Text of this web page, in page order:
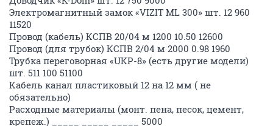
Электромагнитный замок «VIZIT ML 300» шт. 12 960
11520
Провод (кабель) КСПВ 20/04 м 1200 10.50 12600
Провод (для трубок) КСПВ 2/04 м 2000 0.98 1960
Трубка переговорная «UKP-8» (есть другие модели)
шт. 511 100 51100
Кабель канал пластиковый 12 на 12 мм ( не
обязательно)
Расходные материалы (монт. пена, песок, цемент,
крепеж.) _____ _____ _____ 5000